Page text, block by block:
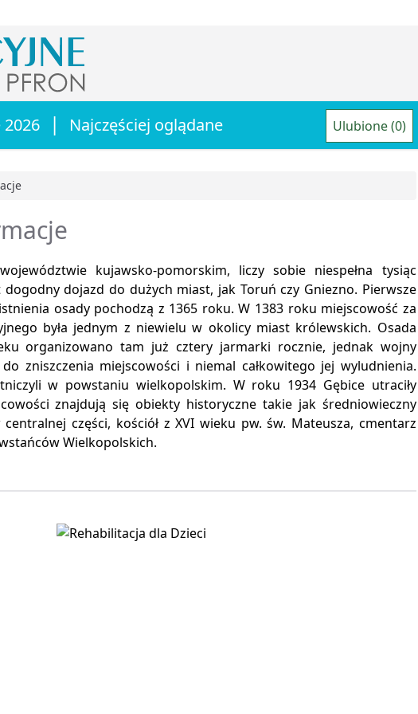
| Najczęściej oglądane Ulubione (0)
kujawsko-pomorskim, liczy sobie niespełna tysiąc
dogodny dojazd do dużych miast, jak Toruń czy Gniezno. Pierwsze
osady pochodzą z 1365 roku. W 1383 roku miejscowość za
była jednym z niewielu w okolicy miast królewskich. Osada
organizowano tam już cztery jarmarki rocznie, jednak wojny
zniszczenia miejscowości i niemal całkowitego jej wyludnienia.
w powstaniu wielkopolskim. W roku 1934 Gębice utraciły
znajdują się obiekty historyczne takie jak średniowieczny
części, kościół z XVI wieku pw. św. Mateusza, cmentarz
Wielkopolskich.